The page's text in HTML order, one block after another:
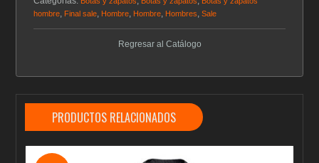
hombre, Final sale, Hombre, Hombre, Hombres,Sale
Regresar al Catálogo
PRODUCTOS RELACIONADOS